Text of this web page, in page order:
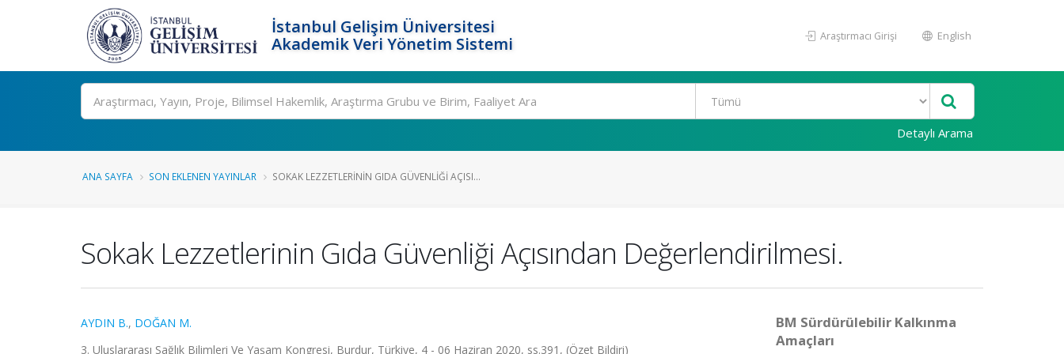
İstanbul Gelişim Üniversitesi
Akademik Veri Yönetim Sistemi
Araştırmacı Girişi English
Ara
Detaylı Arama
ANA SAYFA SON EKLENEN YAYINLAR SOKAK LEZZETLERININ GIDA GÜVENLIĞI AÇISI...
Sokak Lezzetlerinin Gıda Güvenliği Açısından Değerlendirilmesi.
AYDIN B., DOĞAN M.
3. Uluslararası Sağlık Bilimleri Ve Yaşam Kongresi, Burdur, Türkiye, 4 - 06 Haziran 2020, ss.391, (Özet Bildiri)
BM Sürdürülebilir Kalkınma
Amaçları